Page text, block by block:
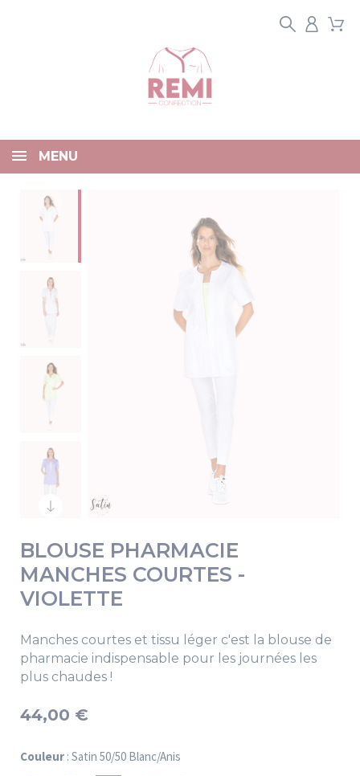
MENU
BLOUSE PHARMACIE
MANCHES COURTES -
VIOLETTE
Manches courtes et tissu léger c'est la blouse de
pharmacie indispensable pour les journées les
plus chaudes !
44,00 €
Couleur : Satin 50/50 Blanc/Anis